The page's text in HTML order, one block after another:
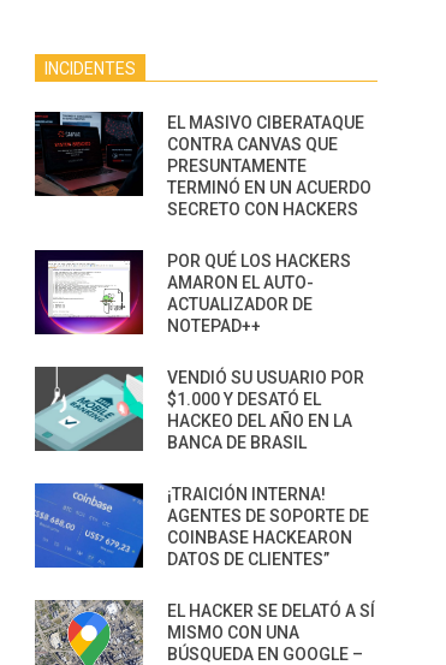
INCIDENTES
EL MASIVO CIBERATAQUE
CONTRA CANVAS QUE
PRESUNTAMENTE
TERMINÓ EN UN ACUERDO
SECRETO CON HACKERS
POR QUÉ LOS HACKERS
AMARON EL AUTO-
ACTUALIZADOR DE
NOTEPAD++
VENDIÓ SU USUARIO POR
$1.000 Y DESATÓ EL
HACKEO DEL AÑO EN LA
BANCA DE BRASIL
¡TRAICIÓN INTERNA!
AGENTES DE SOPORTE DE
COINBASE HACKEARON
DATOS DE CLIENTES”
EL HACKER SE DELATÓ A SÍ
MISMO CON UNA
BÚSQUEDA EN GOOGLE –